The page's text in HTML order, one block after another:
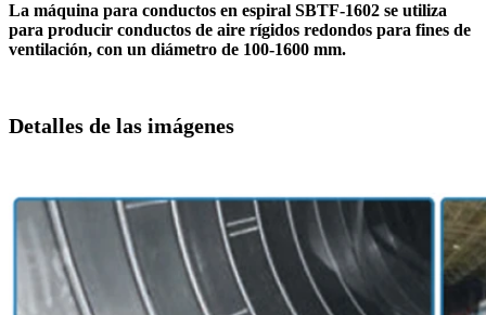
La máquina para conductos en espiral SBTF-1602 se utiliza
para producir conductos de aire rígidos redondos para fines de
ventilación, con un diámetro de 100-1600 mm.
Detalles de las imágenes